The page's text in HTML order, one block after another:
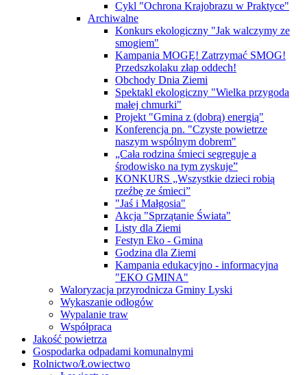
Cykl "Ochrona Krajobrazu w Praktyce"
Archiwalne
Konkurs ekologiczny "Jak walczymy ze
smogiem"
Kampania MOGĘ! Zatrzymać SMOG!
Przedszkolaku złap oddech!
Obchody Dnia Ziemi
Spektakl ekologiczny "Wielka przygoda
małej chmurki"
Projekt "Gmina z (dobrą) energią"
Konferencja pn. "Czyste powietrze
naszym wspólnym dobrem"
„Cała rodzina śmieci segreguje a
środowisko na tym zyskuje”
KONKURS „Wszystkie dzieci robią
rzeźbę ze śmieci”
"Jaś i Małgosia"
Akcja "Sprzątanie Świata"
Listy dla Ziemi
Festyn Eko - Gmina
Godzina dla Ziemi
Kampania edukacyjno - informacyjna
"EKO GMINA"
Waloryzacja przyrodnicza Gminy Lyski
Wykaszanie odłogów
Wypalanie traw
Współpraca
Jakość powietrza
Gospodarka odpadami komunalnymi
Rolnictwo/Łowiectwo